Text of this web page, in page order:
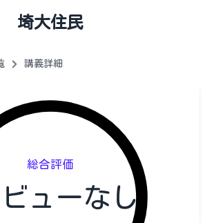
埼大住民
講義詳細
総合評価
ビューなし